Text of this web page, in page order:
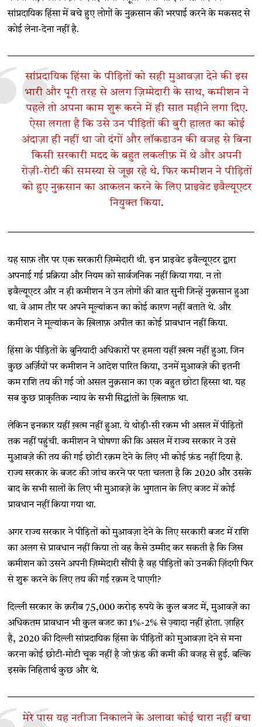
सांप्रदायिक हिंसा में बचे हुए लोगों के नुक़सान की भरपाई करने के मकसद से
कोई लेना-देना नहीं है.
सांप्रदायिक हिंसा के पीड़ितों को सही मुआवज़ा देने की इस
भारी और पूरी तरह से अलग ज़िम्मेदारी के साथ, कमीशन ने
पहले तो अपना काम शुरू करने में ही सात महीने लगा दिए.
ऐसा लगता है कि उसे उन पीड़ितों की बुरी हालत का कोई
अंदाज़ा ही नहीं था जो दंगों और लॉकडाउन की वजह से बिना
किसी सरकारी मदद के बहुत लकलीफ़ में थे और अपनी
रोज़ी-रोटी की समस्या से जूझ रहे थे. फिर कमीशन ने पीड़ितों
को हुए नुक़सान का आकलन करने के लिए प्राइवेट इवैल्यूएटर
नियुक्त किया.
यह साफ़ तौर पर एक सरकारी ज़िम्मेदारी थी. इन प्राइवेट इवैल्यूएटर द्वारा
अपनाई गई प्रक्रिया और नियम को सार्वजनिक नहीं किया गया. न तो
इवैल्यूएटर और न ही कमीशन ने उन लोगों की बात सुनी जिन्हें नुक़सान हुआ
था. वे आम तौर पर अपने मूल्यांकन का कोई कारण नहीं बताते थे. और
कमीशन ने मूल्यांकन के ख़िलाफ़ अपील का कोई प्रावधान नहीं किया.
हिंसा के पीड़ितों के बुनियादी अधिकारों पर हमला यहीं ख़त्म नहीं हुआ. जिन
कुछ अर्ज़ियों पर कमीशन ने आदेश पारित किया, उनमें मुआवज़े की इतनी
कम राशि तय की गई जो असल नुक़सान का एक बहुत छोटा हिस्सा था. यह
सब कुछ प्राकृतिक न्याय के सभी सिद्धांतों के ख़िलाफ़ था.
लेकिन इनकार यहीं ख़त्म नहीं हुआ. ये थोड़ी-सी रकम भी असल में पीड़ितों
तक नहीं पहुंची. कमीशन ने घोषणा की कि असल में राज्य सरकार ने उसे
मुआवज़े की तय की गई छोटी रक़म देने के लिए भी कोई फ़ंड नहीं दिया है.
राज्य सरकार के बजट की जांच करने पर पता चलता है कि 2020 और उसके
बाद के सभी सालों के लिए भी मुआवज़े के भुगतान के लिए बजट में कोई
प्रावधान नहीं किया गया था.
अगर राज्य सरकार ने पीड़ितों को मुआवज़ा देने के लिए सरकारी बजट में राशि
का अलग से प्रावधान नहीं किया तो वह कैसे उम्मीद कर सकती है कि जिस
कमीशन को उसने अपनी ज़िम्मेदारी सौंपी है वह पीड़ितों को उनकी ज़िंदगी फिर
से शुरू करने के लिए तय की गई रक़म दे पाएगी?
दिल्ली सरकार के क़रीब 75,000 करोड़ रुपये के कुल बजट में, मुआवज़े का
अधिकतम प्रावधान भी कुल बजट का 1%-2% से ज़्यादा नहीं होता. ज़ाहिर
है, 2020 की दिल्ली सांप्रदायिक हिंसा के पीड़ितों को मुआवज़ा देने से मना
करना कोई छोटी-मोटी चूक नहीं है जो फ़ंड की कमी की वजह से हुई. बल्कि
इसके निहितार्थ कुछ और थे.
मेरे पास यह नतीजा निकालने के अलावा कोई चारा नहीं बचा